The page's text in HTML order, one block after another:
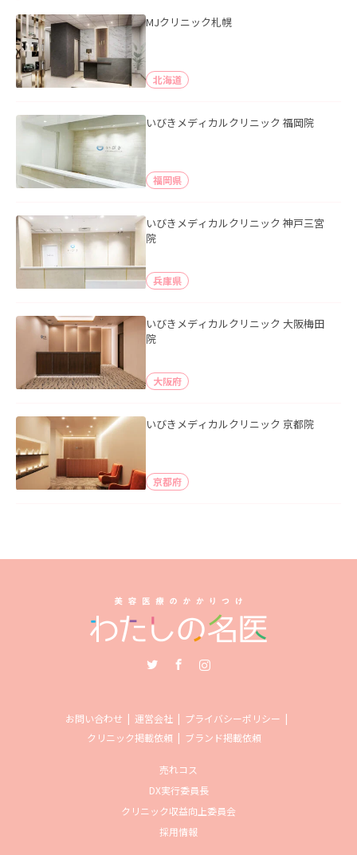
MJクリニック札幌
北海道
いびきメディカルクリニック 福岡院
福岡県
いびきメディカルクリニック 神戸三宮
院
兵庫県
いびきメディカルクリニック 大阪梅田
院
大阪府
いびきメディカルクリニック 京都院
京都府
お問い合わせ 運営会社
プライバシーポリシー
クリニック掲載依頼
ブランド掲載依頼
売れコス
DX実行委員長
クリニック収益向上委員会
採用情報